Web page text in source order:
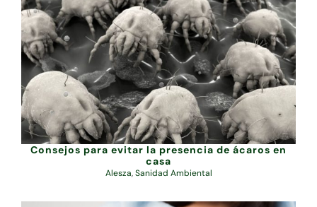
Consejos para evitar la presencia de ácaros en
casa
Alesza,Sanidad Ambiental